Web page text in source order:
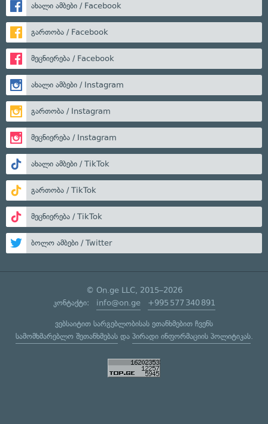
ახალი ამბები / Facebook
გართობა / Facebook
მეცნიერება / Facebook
ახალი ამბები / Instagram
გართობა / Instagram
მეცნიერება / Instagram
ახალი ამბები / TikTok
გართობა / TikTok
მეცნიერება / TikTok
ბოლო ამბები / Twitter
© On.ge LLC, 2015–2026
კონტაქტი: info@on.ge +995 577 340 891
ვებსაიტით სარგებლობისას ეთანხმებით ჩვენს
სამომხმარებლო შეთანხმებასდა პირადი ინფორმაციის პოლიტიკას.